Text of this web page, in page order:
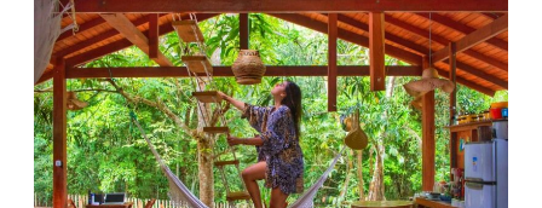
visitar
no
Pará
ainda
este
ano